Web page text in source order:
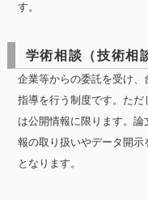
す。
学術相談（技術相
企業等からの委託を受け、
指導を行う制度です。た
は公開情報に限ります。
報の取り扱いやデータ開
となります。